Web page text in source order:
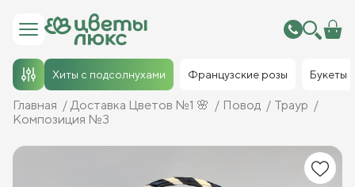
Хиты с подсолнухами Французские розы Букеты
Главная Доставка Цветов №1 🌸 Повод
Траур
Композиция №3